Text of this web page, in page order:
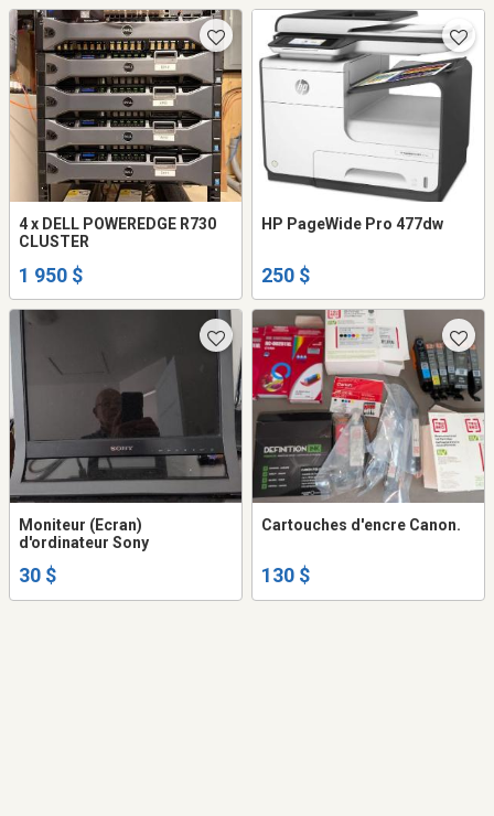
4 x DELL POWEREDGE R730
CLUSTER
1 950 $
HP PageWide Pro 477dw
250 $
Moniteur (Ecran)
d'ordinateur Sony
30 $
Cartouches d'encre Canon.
130 $